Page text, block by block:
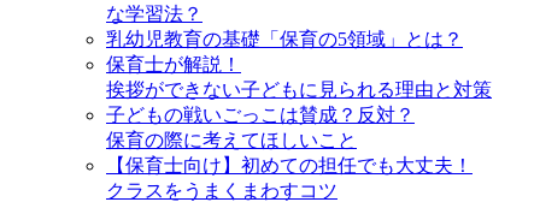
な学習法？
乳幼児教育の基礎「保育の5領域」とは？
保育士が解説！
挨拶ができない子どもに見られる理由と対策
子どもの戦いごっこは賛成？反対？
保育の際に考えてほしいこと
【保育士向け】初めての担任でも大丈夫！
クラスをうまくまわすコツ